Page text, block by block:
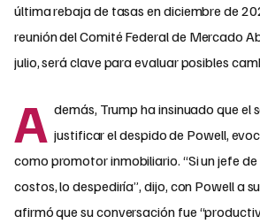
última rebaja de tasas en diciembre de
reunión del Comité Federal de Mercado
julio, será clave para evaluar posibles
A demás, Trump ha insinuado que el
justificar el despido de Powell,
como promotor inmobiliario. “Si un jefe
costos, lo despediría”, dijo, con Powell a
afirmó que su conversación fue